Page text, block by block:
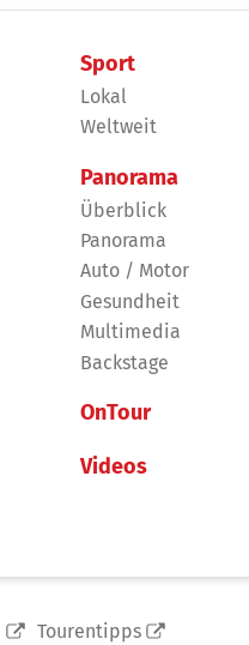
Sport
Lokal
Weltweit
Panorama
Überblick
Panorama
Auto / Motor
Gesundheit
Multimedia
Backstage
OnTour
Videos
Tourentipps